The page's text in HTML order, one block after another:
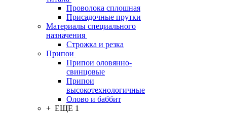
Проволока сплошная
Присадочные прутки
Материалы специального
назначения
Строжка и резка
Припои
Припои оловянно-
свинцовые
Припои
высокотехнологичные
Олово и баббит
+ ЕЩЕ 1